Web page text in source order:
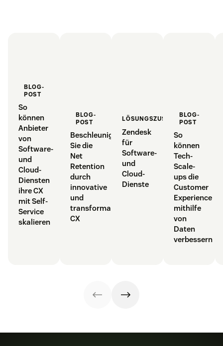
BLOG-
POST
So
können
Anbieter
von
Software-
und
Cloud-
Diensten
ihre CX
mit Self-
Service
skalieren
BLOG-
POST
Beschleunigen
Sie die
Net
Retention
durch
innovative
und
transformative
CX
LÖSUNGSZUSAMMENFASSUNG
Zendesk
für
Software-
und
Cloud-
Dienste
BLOG-
POST
So
können
Tech-
Scale-
ups die
Customer
Experience
mithilfe
von
Daten
verbessern